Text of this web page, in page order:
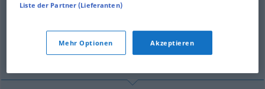
Übersicht aller Übersetzungen
njihati se, titrati
Liste der Partner (Lieferanten)
Mehr Optionen Akzeptieren